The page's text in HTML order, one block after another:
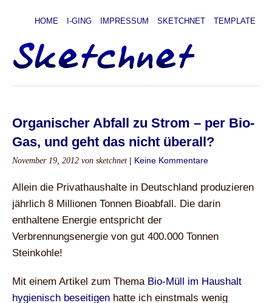
HOME I-GING IMPRESSUM SKETCHNET TEMPLATE
Organischer Abfall zu Strom – per Bio-
Gas, und geht das nicht überall?
November 19, 2012 von sketchnet Keine Kommentare
Allein die Privathaushalte in Deutschland produzieren
jährlich 8 Millionen Tonnen Bioabfall. Die darin
enthaltene Energie entspricht der
Verbrennungsenergie von gut 400.000 Tonnen
Steinkohle!
Mit einem Artikel zum Thema Bio-Müll im Haushalt
hygienisch beseitigen hatte ich einstmals wenig